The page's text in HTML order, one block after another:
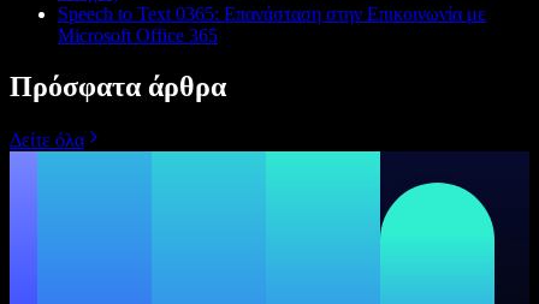
Speech to Text 0365: Επανάσταση στην Επικοινωνία με
Microsoft Office 365
Πρόσφατα άρθρα
Δείτε όλα